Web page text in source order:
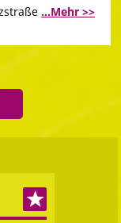
...Mehr >>